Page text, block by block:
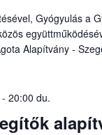
Gyógyulás a
Alapítvány -
- 20:00 du.